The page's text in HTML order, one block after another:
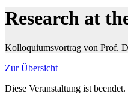
Research at
Kolloquiumsvortrag von Prof.
Zur Übersicht
Diese Veranstaltung ist beendet.